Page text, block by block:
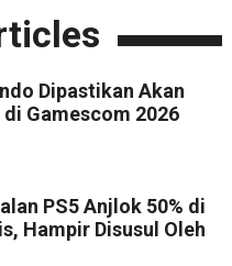
Dipastikan Akan
Gamescom 2026
PS5 Anjlok 50% di
Hampir Disusul Oleh